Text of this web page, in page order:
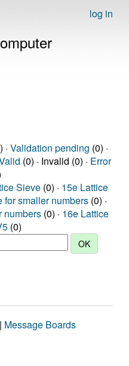
log in
Validation pending (0) ·
(0) · Invalid (0) · Error
Sieve (0) · 15e Lattice
for smaller numbers (0) ·
numbers (0) · 16e Lattice
(0)
| Message Boards